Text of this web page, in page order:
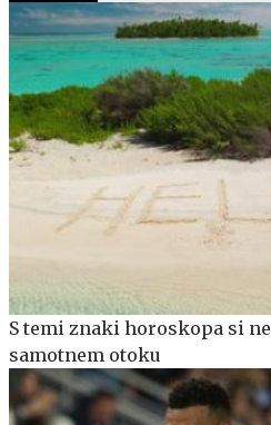
S temi znaki horoskopa si
samotnem otoku